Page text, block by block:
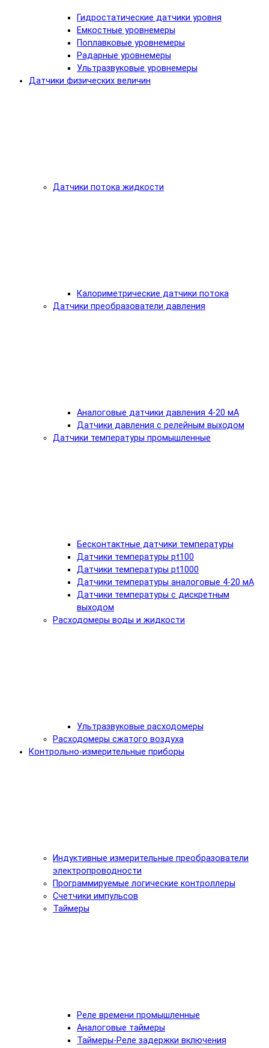
Гидростатические датчики уровня
Емкостные уровнемеры
Поплавковые уровнемеры
Радарные уровнемеры
Ультразвуковые уровнемеры
Датчики физических величин
Датчики потока жидкости
Калориметрические датчики потока
Датчики преобразователи давления
Аналоговые датчики давления 4-20 мА
Датчики давления с релейным выходом
Датчики температуры промышленные
Бесконтактные датчики температуры
Датчики температуры pt100
Датчики температуры pt1000
Датчики температуры аналоговые 4-20 мА
Датчики температуры с дискретным
выходом
Расходомеры воды и жидкости
Ультразвуковые расходомеры
Расходомеры сжатого воздуха
Контрольно-измерительные приборы
Индуктивные измерительные преобразователи
электропроводности
Программируемые логические контроллеры
Счетчики импульсов
Таймеры
Реле времени промышленные
Аналоговые таймеры
Таймеры-Реле задержки включения